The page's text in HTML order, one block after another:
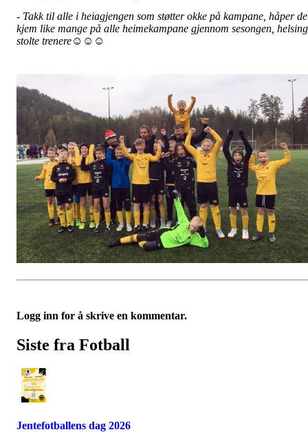
- Takk til alle i heiagjengen som støtter okke på kampane, håper
kjem like mange på alle heimekampane gjennom sesongen, helsing
stolte trenere☺️☺️☺️
Logg inn for å skrive en kommentar.
Siste fra Fotball
Jentefotballens dag 2026